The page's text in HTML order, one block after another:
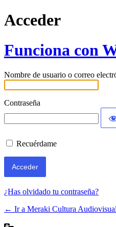
Acceder
Funciona con
Nombre de usuario o correo
Contraseña
Recuérdame
¿Has olvidado tu contraseña?
← Ir a Meraki Cultura Audiovisual